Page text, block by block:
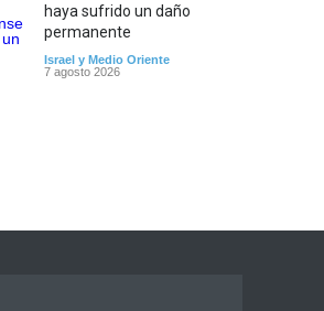
haya sufrido un daño
permanente
Israel y Medio Oriente
7 agosto 2026